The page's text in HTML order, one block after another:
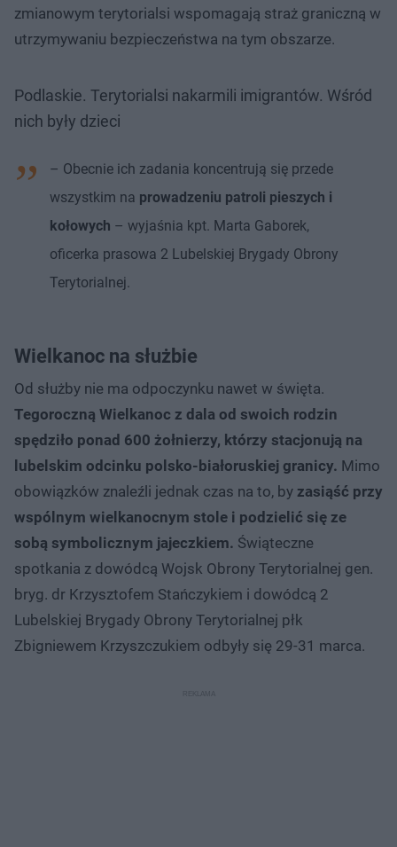
zmianowym terytorialsi wspomagają straż graniczną w
utrzymywaniu bezpieczeństwa na tym obszarze.
Podlaskie. Terytorialsi nakarmili imigrantów. Wśród
nich były dzieci
– Obecnie ich zadania koncentrują się przede
wszystkim na prowadzeniu patroli pieszych i
kołowych – wyjaśnia kpt. Marta Gaborek,
oficerka prasowa 2 Lubelskiej Brygady Obrony
Terytorialnej.
Wielkanoc na służbie
Od służby nie ma odpoczynku nawet w święta.
Tegoroczną Wielkanoc z dala od swoich rodzin
spędziło ponad 600 żołnierzy, którzy stacjonują na
lubelskim odcinku polsko-białoruskiej granicy. Mimo
obowiązków znaleźli jednak czas na to, by zasiąść przy
wspólnym wielkanocnym stole i podzielić się ze
sobą symbolicznym jajeczkiem. Świąteczne
spotkania z dowódcą Wojsk Obrony Terytorialnej gen.
bryg. dr Krzysztofem Stańczykiem i dowódcą 2
Lubelskiej Brygady Obrony Terytorialnej płk
Zbigniewem Krzyszczukiem odbyły się 29-31 marca.